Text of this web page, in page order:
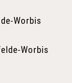
Worbis
Worbis